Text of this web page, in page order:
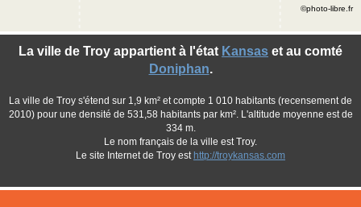
La ville de Troy appartient à l'état Kansas et au comté
Doniphan.
La ville de Troy s'étend sur 1,9 km² et compte 1 010 habitants (recensement de
2010) pour une densité de 531,58 habitants par km². L'altitude moyenne est de
334 m.
Le nom français de la ville est Troy.
Le site Internet de Troy est http://troykansas.com
©photo-libre.fr